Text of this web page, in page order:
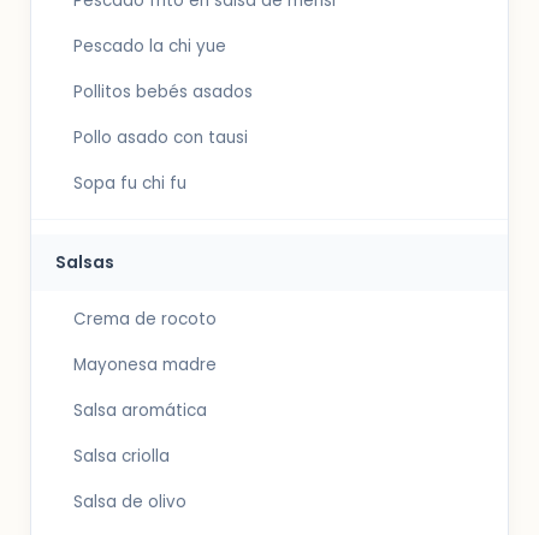
Pescado la chi yue
Pollitos bebés asados
Pollo asado con tausi
Sopa fu chi fu
Salsas
Crema de rocoto
Mayonesa madre
Salsa aromática
Salsa criolla
Salsa de olivo